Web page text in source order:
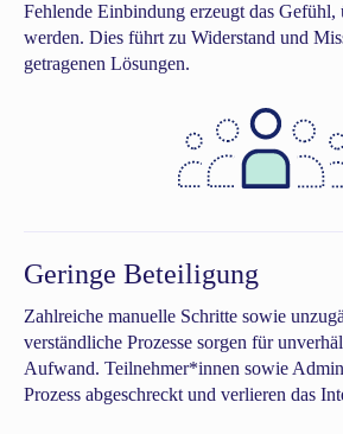
Fehlende Einbindung erzeugt das Gefühl,
werden. Dies führt zu Widerstand und
getragenen Lösungen.
Geringe Beteiligung
Zahlreiche manuelle Schritte sowie
verständliche Prozesse sorgen für
Aufwand. Teilnehmer*innen sowie
Prozess abgeschreckt und verlieren das